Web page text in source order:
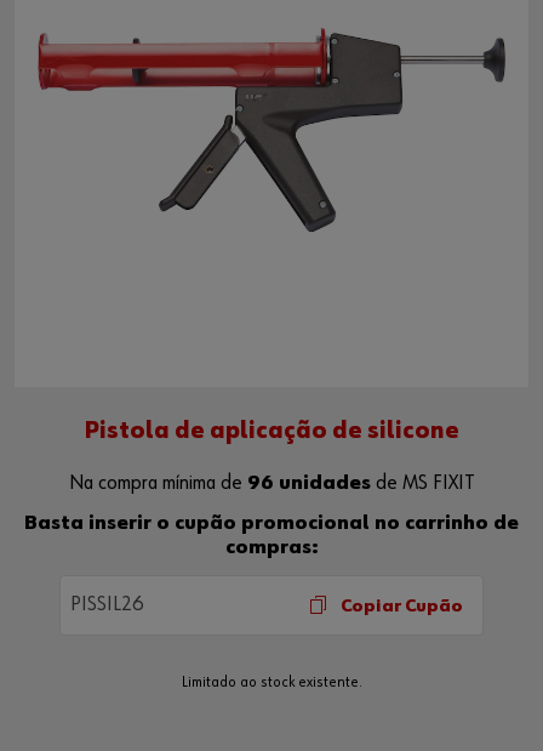
Pistola de aplicação de silicone
Na compra mínima de 96 unidadesde MS FIXIT
Basta inserir o cupão promocional no carrinho de
compras:
PISSIL26 Copiar Cupão
Limitado ao stock existente.